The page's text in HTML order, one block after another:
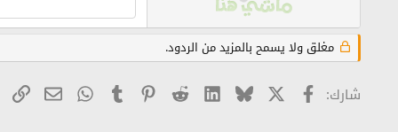
مغلق ولا يسمح بالمزيد من الردود.
شارك: Facebook
Bluesky
LinkedIn
Reddit
Pinterest
Tumblr
WhatsApp
البريدرابط